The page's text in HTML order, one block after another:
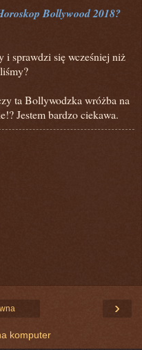
Bollywood 2018?
i sprawdzi się wcześniej niż
ta Bollywodzka wróżba na
Jestem bardzo ciekawa.
›
komputer